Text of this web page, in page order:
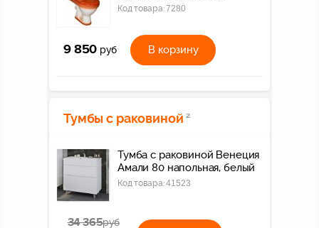
Код товара:7280
9 850 руб В корзину
Тумбы с раковиной 2
Тумба с раковиной Венеция
Амали 80 напольная, белый
Код товара:41523
34 365руб